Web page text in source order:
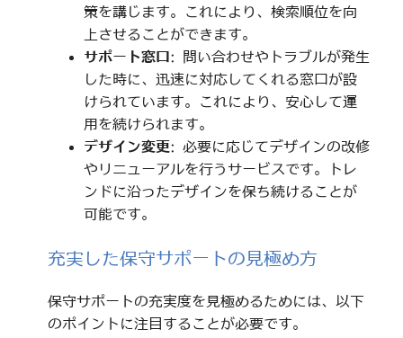
策を講じます。これにより、検索順位を向
上させることができます。
サポート窓口 : 問い合わせやトラブルが発生
した時に、迅速に対応してくれる窓口が設
けられています。これにより、安心して運
用を続けられます。
デザイン変更: 必要に応じてデザインの改修
やリニューアルを行うサービスです。トレ
ンドに沿ったデザインを保ち続けることが
可能です。
充実した保守サポートの見極め方
保守サポートの充実度を見極めるためには、以下
のポイントに注目することが必要です。